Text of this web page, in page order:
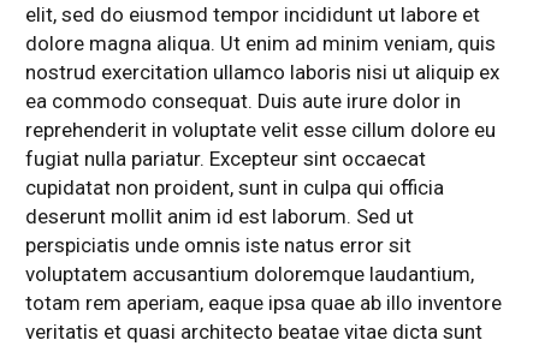
elit, sed do eiusmod tempor incididunt ut labore et
dolore magna aliqua. Ut enim ad minim veniam, quis
nostrud exercitation ullamco laboris nisi ut aliquip ex
ea commodo consequat. Duis aute irure dolor in
reprehenderit in voluptate velit esse cillum dolore eu
fugiat nulla pariatur. Excepteur sint occaecat
cupidatat non proident, sunt in culpa qui officia
deserunt mollit anim id est laborum. Sed ut
perspiciatis unde omnis iste natus error sit
voluptatem accusantium doloremque laudantium,
totam rem aperiam, eaque ipsa quae ab illo inventore
veritatis et quasi architecto beatae vitae dicta sunt